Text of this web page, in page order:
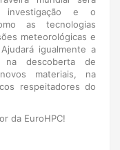
investigação e o
as tecnologias
meteorológicas e
igualmente a
na descoberta de
materiais, na
respeitadores do
da EuroHPC!